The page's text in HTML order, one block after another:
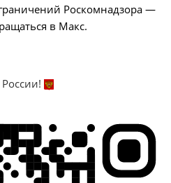
Роскомнадзора —
в Макс.